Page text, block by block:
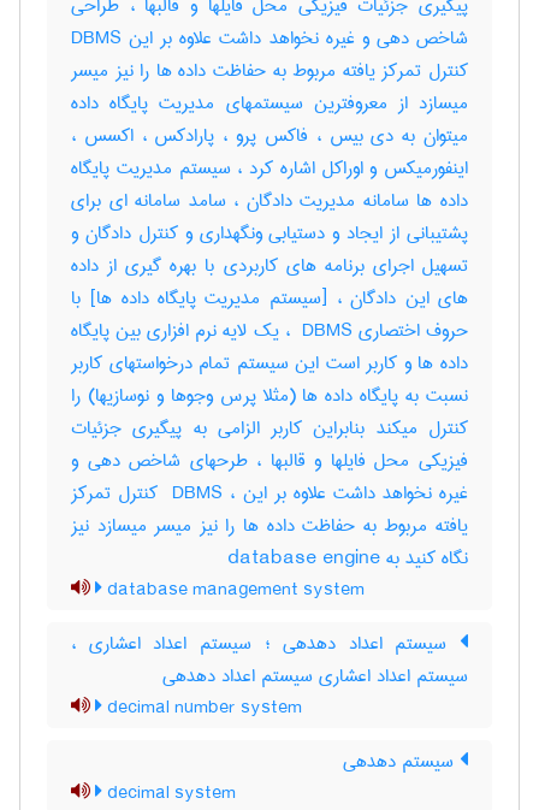
شاخص دهی و غیره نخواهد داشت علاوه بر این DBMS
کنترل تمرکز یافته مربوط به حفاظت داده ها را نیز میسر
میسازد از معروفترین سیستمهای مدیریت پایگاه داده
میتوان به دی بیس ، فاکس پرو ، پارادکس ، اکسس ،
اینفورمیکس و اوراکل اشاره کرد ، سیستم مدیریت پایگاه
داده ها سامانه مدیریت دادگان ، سامد سامانه ای برای
پشتیبانی از ایجاد و دستیابی ونگهداری و کنترل دادگان و
تسهیل اجرای برنامه های کاربردی با بهره گیری از داده
های این دادگان ، [سیستم مدیریت پایگاه داده ها] با
حروف اختصاری ‎ DBMS ، یک لایه نرم افزاری بین پایگاه
داده ها و کاربر است این سیستم تمام درخواستهای کاربر
نسبت به پایگاه داده ها (مثلا پرس وجوها و نوسازیها) را
کنترل میکند بنابراین کاربر الزامی به پیگیری جزئیات
فیزیکی محل فایلها و قالبها ، طرحهای شاخص دهی و
غیره نخواهد داشت علاوه بر این ، ‎ DBMS کنترل تمرکز
یافته مربوط به حفاظت داده ها را نیز میسر میسازد نیز
نگاه کنید به ‎ database engine
database management system
سیستم اعداد دهدهی ؛ سیستم اعداد اعشاری ،
سیستم اعداد اعشاری سیستم اعداد دهدهی
decimal number system
سیستم دهدهی
decimal system